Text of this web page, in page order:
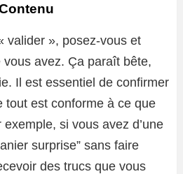
valider », posez-vous et
avez. Ça paraît bête,
Il est essentiel de confirmer
tout est conforme à ce que
si vous avez d’une
surprise” sans faire
des trucs que vous